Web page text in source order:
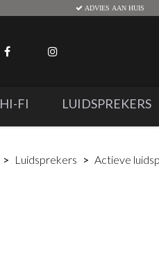
ADVIES AAN HUIS
HI-FI LUIDSPREKERS
Luidsprekers Actieve